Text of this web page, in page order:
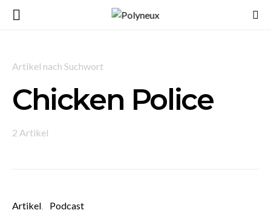
Artikel nach Suchwort
Chicken Police
2 Artikel
Artikel Podcast